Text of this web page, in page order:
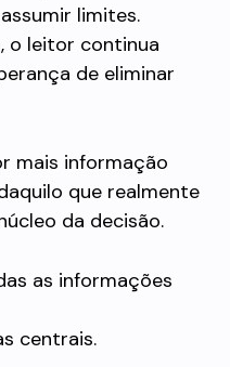
limites.
o leitor continua
de eliminar
mais informação
que realmente
da decisão.
as informações
centrais.